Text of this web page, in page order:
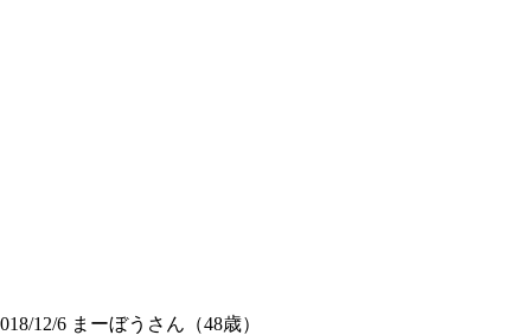
12/6 まーぼうさん（48歳）